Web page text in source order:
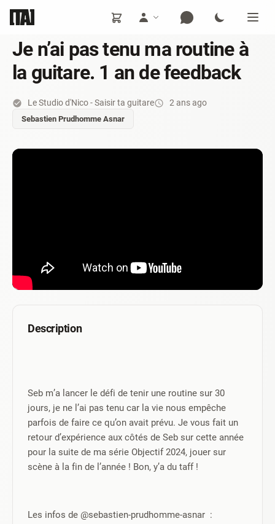
Je n’ai pas tenu ma routine à
la guitare. 1 an de feedback
Le Studio d'Nico - Saisir ta guitare 2 ans ago
Sebastien Prudhomme Asnar
Description
Seb m’a lancer le défi de tenir une routine sur 30
jours, je ne l’ai pas tenu car la vie nous empêche
parfois de faire ce qu’on avait prévu. Je vous fait un
retour d’expérience aux côtés de Seb sur cette année
pour la suite de ma série Objectif 2024, jouer sur
scène à la fin de l’année ! Bon, y’a du taff !
Les infos de @sebastien-prudhomme-asnar  :